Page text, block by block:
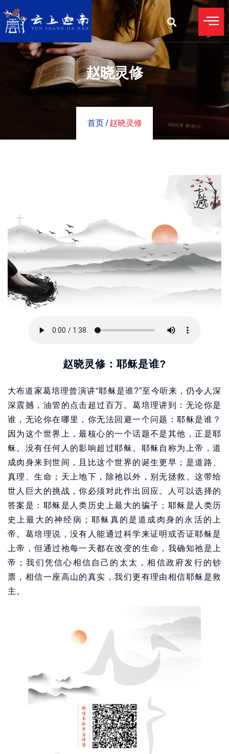
赵晓灵修
首页 / 赵晓灵修
赵晓灵修：耶稣是谁?
大布道家葛培理曾演讲“耶稣是谁?”至今听来，仍令人深
深震撼，油管的点击超过百万。葛培理讲到：无论你是
谁，无论你在哪里，你无法回避一个问题：耶稣是谁？
因为这个世界上，最核心的一个话题不是其他，正是耶
稣。没有任何人的影响超过耶稣。耶稣自称为上帝，道
成肉身来到世间，且比这个世界的诞生更早；是道路、
真理、生命；天上地下，除祂以外，别无拯救。这带给
世人巨大的挑战，你必须对此作出回应。人可以选择的
答案是：耶稣是人类历史上最大的骗子；耶稣是人类历
史上最大的神经病；耶稣真的是道成肉身的永活的上
帝。葛培理说，没有人能通过科学来证明或否证耶稣是
上帝，但通过祂每一天都在改变的生命，我确知祂是上
帝；我们凭信心相信自己的太太，相信政府发行的钞
票，相信一座高山的真实，我们更有理由相信耶稣是救
主。